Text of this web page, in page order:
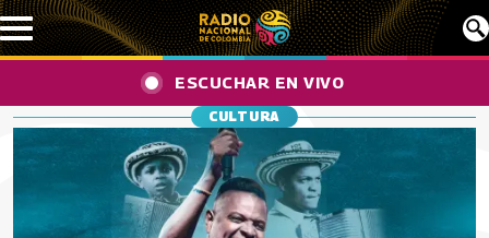
Pasar al contenido principal
ESCUCHAR EN VIVO
CULTURA